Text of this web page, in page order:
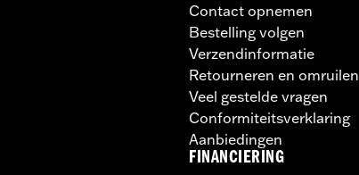
Contact opnemen
Bestelling volgen
Verzendinformatie
Retourneren en omruilen
Veel gestelde vragen
Conformiteitsverklaring
Aanbiedingen
FINANCIERING